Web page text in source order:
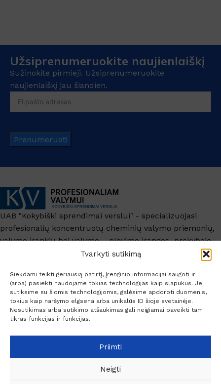
Tvarkyti sutikimą
Siekdami teikti geriausią patirtį, įrenginio informacijai saugoti ir
(arba) pasiekti naudojame tokias technologijas kaip slapukus. Jei
sutiksime su šiomis technologijomis, galėsime apdoroti duomenis,
tokius kaip naršymo elgsena arba unikalūs ID šioje svetainėje.
Nesutikimas arba sutikimo atšaukimas gali neigiamai paveikti tam
tikras funkcijas ir funkcijas.
Priimti
Neigti
Užsiprenumeruokite naujienlaiškį
Sužinokite pirmieji. Užsiprenumeruokite
naujienlaiškį jau šiandien.
Prenumeruoti
UAB "Kokybiški sprendimai verslui" - specializuojasi
profesionalių koncentruotų cheminių valymo priemonių,
valymo įrankių bei valymo – plovimo įrangos prekyboje.
Naudinga
Paskyra
Socialiniai kontaktai
© 2026 Profesionaliam valymui.